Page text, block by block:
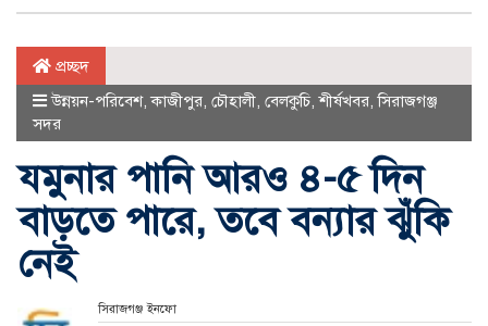
প্রচ্ছদ
উন্নয়ন-পরিবেশ,কাজীপুর, চৌহালী, বেলকুচি,শীর্ষখবর,সিরাজগঞ্জ
সদর
যমুনার পানি আরও ৪-৫ দিন
বাড়তে পারে, তবে বন্যার ঝুঁকি
নেই
সিরাজগঞ্জ ইনফো